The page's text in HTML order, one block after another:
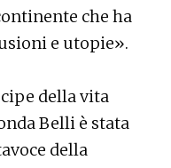
che ha
e utopie».
della vita
Belli è stata
della